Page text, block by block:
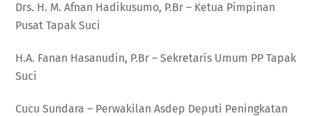
Drs. H. M. Afnan Hadikusumo, P.Br – Ketua Pimpinan
Pusat Tapak Suci
H.A. Fanan Hasanudin, P.Br – Sekretaris Umum PP Tapak
Suci
Cucu Sundara – Perwakilan Asdep Deputi Peningkatan